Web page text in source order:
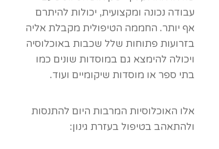
המקום הבטוח והשקט שלהם דווקא
בעבודת אדמה וגינון. משהו בשקט
הנקי והעוטף של הטבע כנראה מעניק
מקום למחשבות רגועות, ועם זאת
העבודה יכולה גם להיות מאוד פיזית
בהחלט רותמת לא מעט חבר'ה